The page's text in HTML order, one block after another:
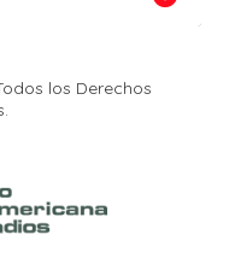
los Derechos